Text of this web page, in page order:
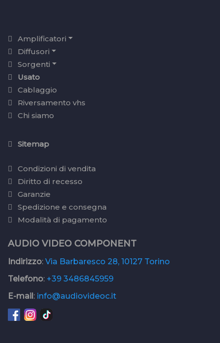
Amplificatori
Diffusori
Sorgenti
Usato
Cablaggio
Riversamento vhs
Chi siamo
Sitemap
Condizioni di vendita
Diritto di recesso
Garanzie
Spedizione e consegna
Modalità di pagamento
AUDIO VIDEO COMPONENT
Indirizzo: Via Barbaresco 28, 10127 Torino
Telefono: +39 3486845959
E-mail: info@audiovideoc.it